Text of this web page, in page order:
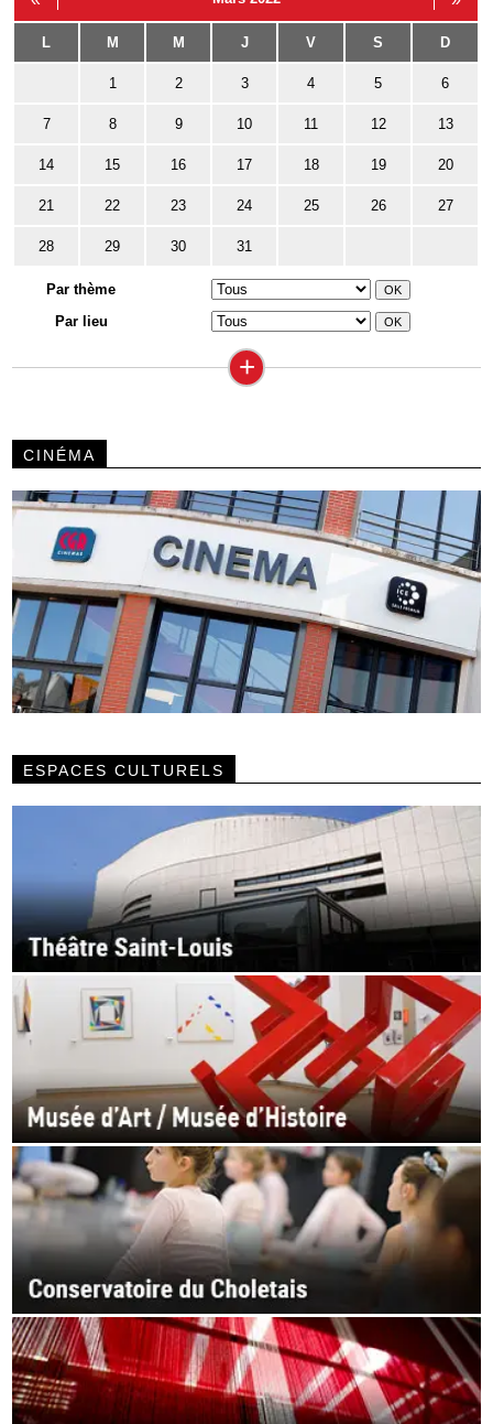
L M M J V S D
1 2 3 4 5 6
7 8 9 10 11 12 13
14 15 16 17 18 19 20
21 22 23 24 25 26 27
28 29 30 31
Par thème
Par lieu
+
CINÉMA
ESPACES CULTURELS